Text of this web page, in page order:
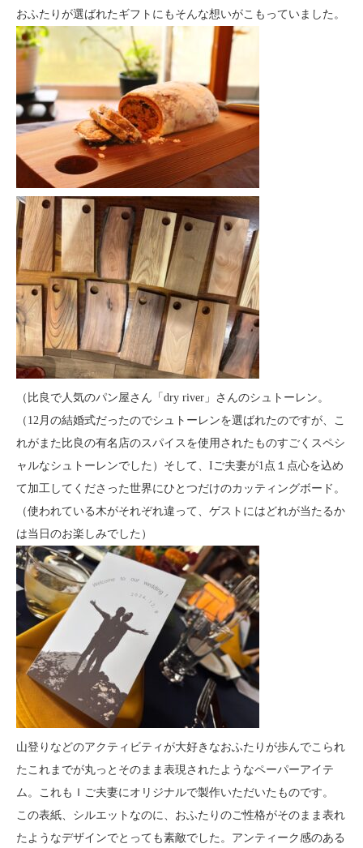
おふたりが選ばれたギフトにもそんな想いがこもっていました。
（比良で人気のパン屋さん「dry river」さんのシュトーレン。
（12月の結婚式だったのでシュトーレンを選ばれたのですが、こ
れがまた比良の有名店のスパイスを使用されたものすごくスペシ
ャルなシュトーレンでした）そして、Iご夫妻が1点１点心を込め
て加工してくださった世界にひとつだけのカッティングボード。
（使われている木がそれぞれ違って、ゲストにはどれが当たるか
は当日のお楽しみでした）
山登りなどのアクティビティが大好きなおふたりが歩んでこられ
たこれまでが丸っとそのまま表現されたようなペーパーアイテ
ム。これもＩご夫妻にオリジナルで製作いただいたものです。
この表紙、シルエットなのに、おふたりのご性格がそのまま表れ
たようなデザインでとっても素敵でした。アンティーク感のある